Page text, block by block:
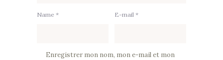
Name * E-mail *
Enregistrer mon nom, mon e-mail et mon